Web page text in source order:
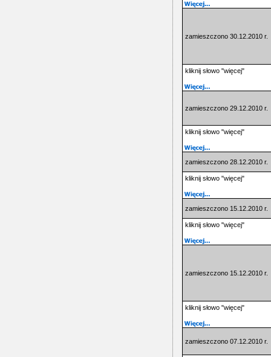
zamieszczono 30.12.2010 r.
kliknij słowo "więcej"
zamieszczono 29.12.2010 r.
kliknij słowo "więcej"
zamieszczono 28.12.2010 r.
kliknij słowo "więcej"
zamieszczono 15.12.2010 r.
kliknij słowo "więcej"
zamieszczono 15.12.2010 r.
kliknij słowo "więcej"
zamieszczono 07.12.2010 r.